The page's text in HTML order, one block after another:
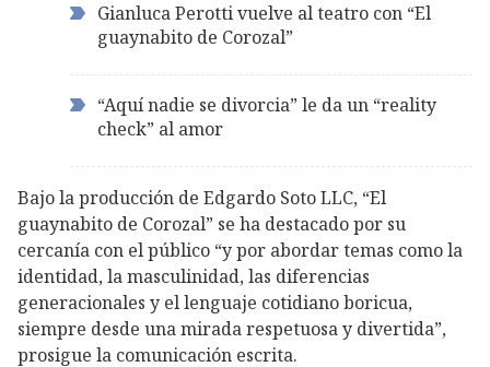
Gianluca Perotti vuelve al teatro con “El
guaynabito de Corozal”
“Aquí nadie se divorcia” le da un “reality
check” al amor
Bajo la producción de Edgardo Soto LLC, “El
guaynabito de Corozal” se ha destacado por su
cercanía con el público “y por abordar temas como la
identidad, la masculinidad, las diferencias
generacionales y el lenguaje cotidiano boricua,
siempre desde una mirada respetuosa y divertida”,
prosigue la comunicación escrita.